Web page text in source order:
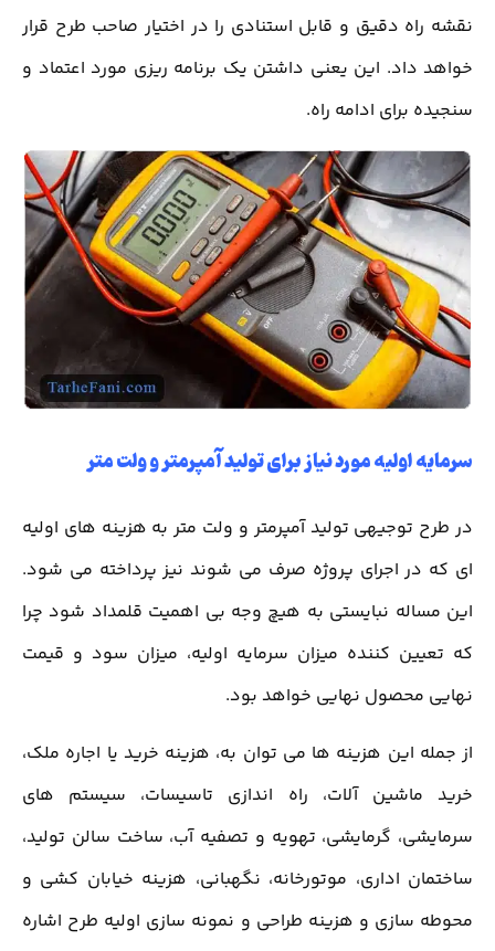
نقشه راه دقیق و قابل استنادی را در اختیار صاحب طرح قرار
خواهد داد. این یعنی داشتن یک برنامه ریزی مورد اعتماد و
سنجیده برای ادامه راه.
سرمایه اولیه مورد نیاز برای تولید آمپرمتر و ولت متر
در طرح توجیهی تولید آمپرمتر و ولت متر به هزینه های اولیه
ای که در اجرای پروژه صرف می شوند نیز پرداخته می شود.
این مساله نبایستی به هیچ وجه بی اهمیت قلمداد شود چرا
که تعیین کننده میزان سرمایه اولیه، میزان سود و قیمت
نهایی محصول نهایی خواهد بود.
از جمله این هزینه ها می توان به، هزینه خرید یا اجاره ملک،
خرید ماشین آلات، راه اندازی تاسیسات، سیستم های
سرمایشی، گرمایشی، تهویه و تصفیه آب، ساخت سالن تولید،
ساختمان اداری، موتورخانه، نگهبانی، هزینه خیابان کشی و
محوطه سازی و هزینه طراحی و نمونه سازی اولیه طرح اشاره